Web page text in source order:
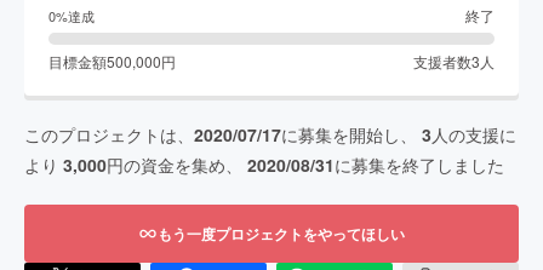
0%達成 終了
目標金額500,000円 支援者数3 人
このプロジェクトは、 2020/07/17に募集を開始し、 3人の支援に
より 3,000円の資金を集め、 2020/08/31に募集を終了しました
もう一度プロジェクトをやってほしい